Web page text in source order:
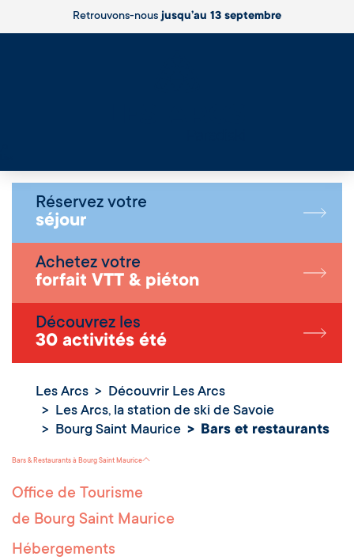
Retrouvons-nousjusqu’au 13 septembre
Réservez votre
séjour
Achetez votre
forfait VTT & piéton
Découvrez les
30 activités été
Les Arcs
Découvrir Les Arcs
Les Arcs, la station de ski de Savoie
Bourg Saint Maurice
Bars et restaurants
Bars & Restaurants à Bourg Saint Maurice
Office de Tourisme
de Bourg Saint Maurice
Hébergements